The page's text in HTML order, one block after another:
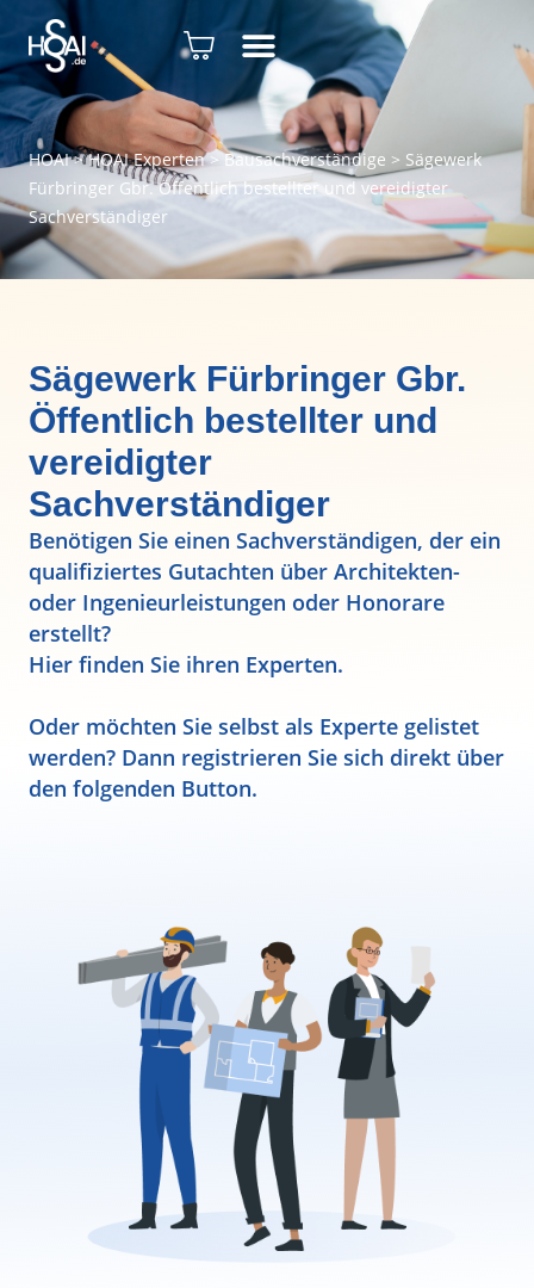
HOAI>HOAI Experten>Bausachverständige > Sägewerk
Fürbringer Gbr. Öffentlich bestellter und vereidigter
Sachverständiger
Sägewerk Fürbringer Gbr.
Öffentlich bestellter und
vereidigter
Sachverständiger
Benötigen Sie einen Sachverständigen, der ein
qualifiziertes Gutachten über Architekten-
oder Ingenieurleistungen oder Honorare
erstellt?
Hier finden Sie ihren Experten.
Oder möchten Sie selbst als Experte gelistet
werden? Dann registrieren Sie sich direkt über
den folgenden Button.